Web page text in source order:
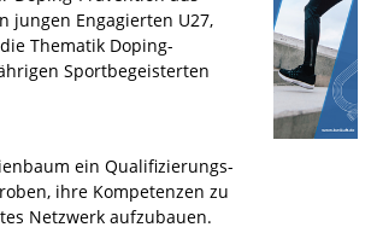
jungen Engagierten U27,
Thematik Doping-
Sportbegeisterten
ein Qualifizierungs-
ihre Kompetenzen zu
Netzwerk aufzubauen.